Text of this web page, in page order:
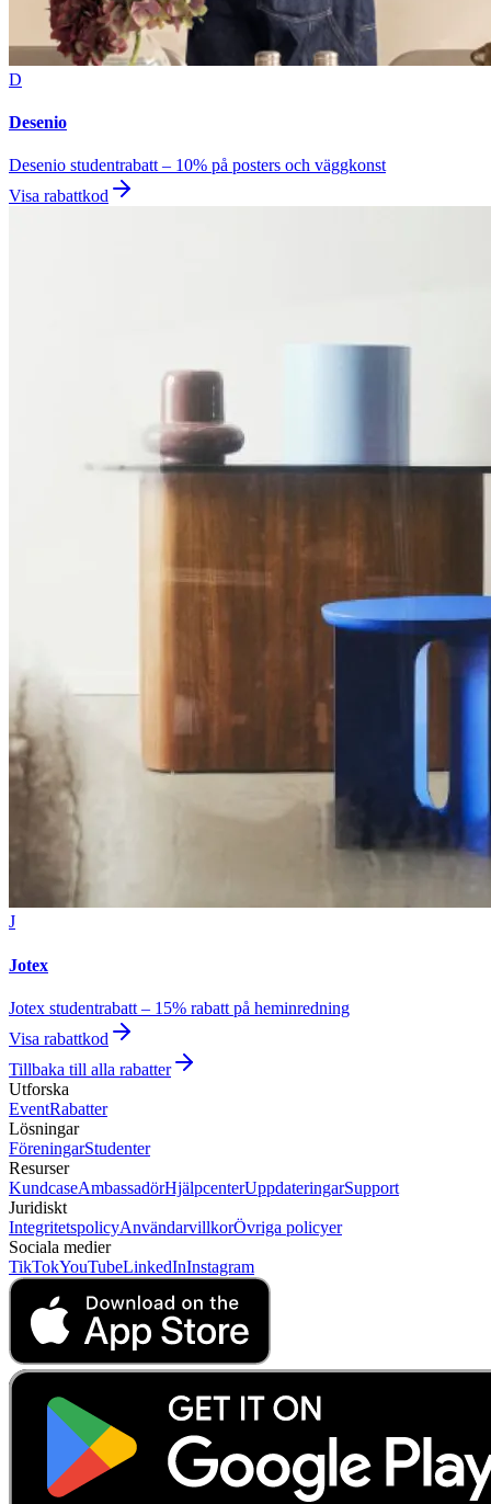
D
Desenio
Desenio studentrabatt – 10% på posters och väggkonst
Visa rabattkod
J
Jotex
Jotex studentrabatt – 15% rabatt på heminredning
Visa rabattkod
Tillbaka till alla rabatter
Utforska
EventRabatter
Lösningar
FöreningarStudenter
Resurser
KundcaseAmbassadörHjälpcenterUppdateringarSupport
Juridiskt
IntegritetspolicyAnvändarvillkorÖvriga policyer
Sociala medier
TikTokYouTubeLinkedInInstagram